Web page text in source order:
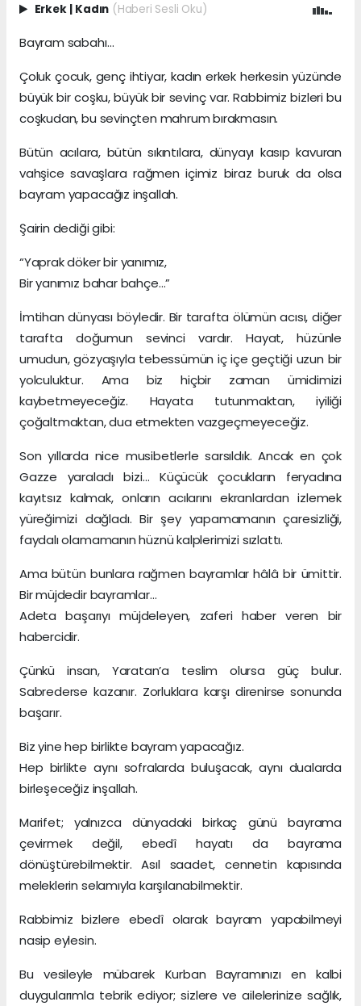
Erkek | Kadın (Haberi Sesli Oku)
Bayram sabahı…
Çoluk çocuk, genç ihtiyar, kadın erkek herkesin yüzünde
büyük bir coşku, büyük bir sevinç var. Rabbimiz bizleri bu
coşkudan, bu sevinçten mahrum bırakmasın.
Bütün acılara, bütün sıkıntılara, dünyayı kasıp kavuran
vahşice savaşlara rağmen içimiz biraz buruk da olsa
bayram yapacağız inşallah.
Şairin dediği gibi:
“Yaprak döker bir yanımız,
Bir yanımız bahar bahçe…”
İmtihan dünyası böyledir. Bir tarafta ölümün acısı, diğer
tarafta doğumun sevinci vardır. Hayat, hüzünle
umudun, gözyaşıyla tebessümün iç içe geçtiği uzun bir
yolculuktur. Ama biz hiçbir zaman ümidimizi
kaybetmeyeceğiz. Hayata tutunmaktan, iyiliği
çoğaltmaktan, dua etmekten vazgeçmeyeceğiz.
Son yıllarda nice musibetlerle sarsıldık. Ancak en çok
Gazze yaraladı bizi… Küçücük çocukların feryadına
kayıtsız kalmak, onların acılarını ekranlardan izlemek
yüreğimizi dağladı. Bir şey yapamamanın çaresizliği,
faydalı olamamanın hüznü kalplerimizi sızlattı.
Ama bütün bunlara rağmen bayramlar hâlâ bir ümittir.
Bir müjdedir bayramlar…
Adeta başarıyı müjdeleyen, zaferi haber veren bir
habercidir.
Çünkü insan, Yaratan’a teslim olursa güç bulur.
Sabrederse kazanır. Zorluklara karşı direnirse sonunda
başarır.
Biz yine hep birlikte bayram yapacağız.
Hep birlikte aynı sofralarda buluşacak, aynı dualarda
birleşeceğiz inşallah.
Marifet; yalnızca dünyadaki birkaç günü bayrama
çevirmek değil, ebedî hayatı da bayrama
dönüştürebilmektir. Asıl saadet, cennetin kapısında
meleklerin selamıyla karşılanabilmektir.
Rabbimiz bizlere ebedî olarak bayram yapabilmeyi
nasip eylesin.
Bu vesileyle mübarek Kurban Bayramınızı en kalbi
duygularımla tebrik ediyor; sizlere ve ailelerinize sağlık,